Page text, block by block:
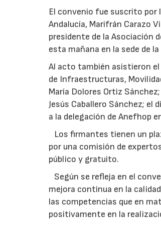
El convenio fue suscrito por
Andalucía, Marifrán Carazo
presidente de la Asociación
esta mañana en la sede de
Al acto también asistieron el
de Infraestructuras,
María Dolores Ortiz
Jesús Caballero Sánchez;
a la delegación de Anefhop
Los firmantes tienen un
por una comisión de
público y gratuito.
Según se refleja en el
mejora continua en la
las competencias que en
positivamente en la